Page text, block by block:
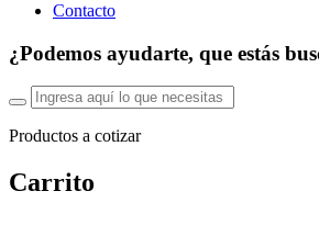
Contacto
¿Podemos ayudarte, que estás
Productos a cotizar
Carrito